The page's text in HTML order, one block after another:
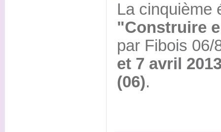
La cinquième
"Construire
par Fibois
et 7 avril
(06).